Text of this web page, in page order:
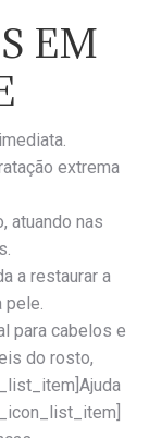
EM
extrema
atuando nas
a restaurar a
pele.
para cabelos e
do rosto,